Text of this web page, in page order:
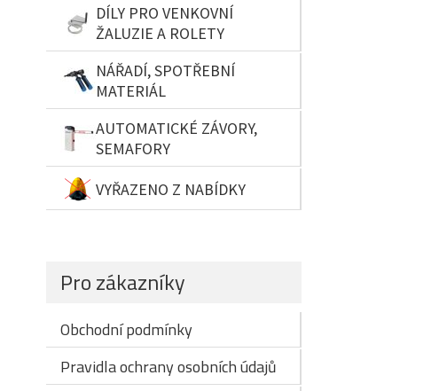
DÍLY PRO VENKOVNÍ
ŽALUZIE A ROLETY
NÁŘADÍ, SPOTŘEBNÍ
MATERIÁL
AUTOMATICKÉ ZÁVORY,
SEMAFORY
VYŘAZENO Z NABÍDKY
Pro zákazníky
Obchodní podmínky
Pravidla ochrany osobních údajů